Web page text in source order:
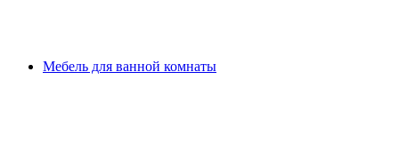
Мебель для ванной комнаты